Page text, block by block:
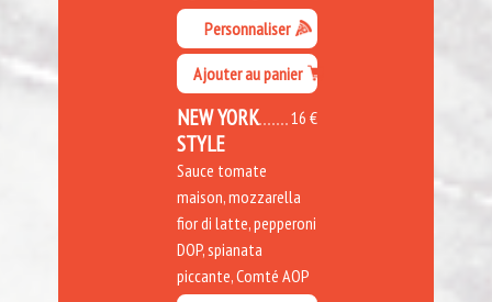
Personnaliser
Ajouter au panier
16 €
NEW YORK
STYLE
Sauce tomate
maison, mozzarella
fior di latte, pepperoni
DOP, spianata
piccante, Comté AOP